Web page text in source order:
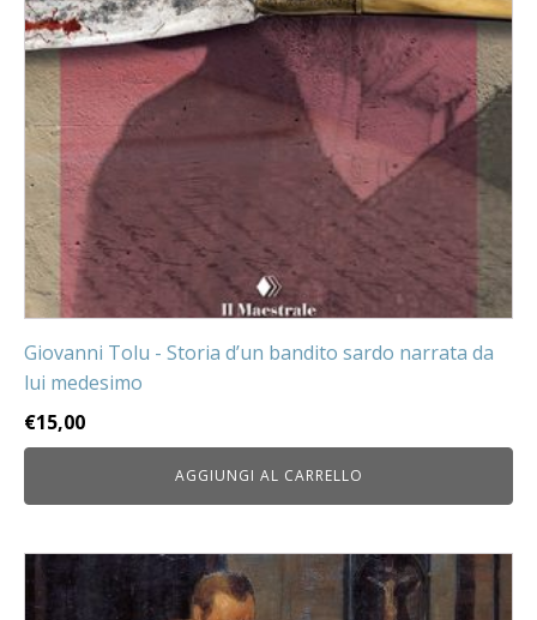
Giovanni Tolu - Storia d’un bandito sardo narrata da
lui medesimo
€15,00
AGGIUNGI AL CARRELLO